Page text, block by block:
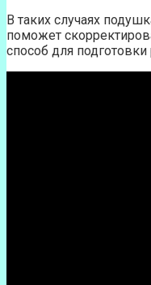
В таких случаях
поможет
способ для